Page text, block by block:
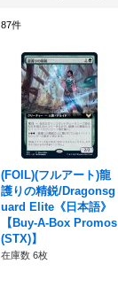
87件
(FOIL)(フルアート)龍
護りの精鋭/Dragonsg
uard Elite《日本語》
【Buy-A-Box Promos
(STX)】
在庫数 6枚